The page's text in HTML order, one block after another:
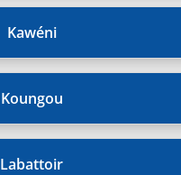
Kawéni
Koungou
Labattoir